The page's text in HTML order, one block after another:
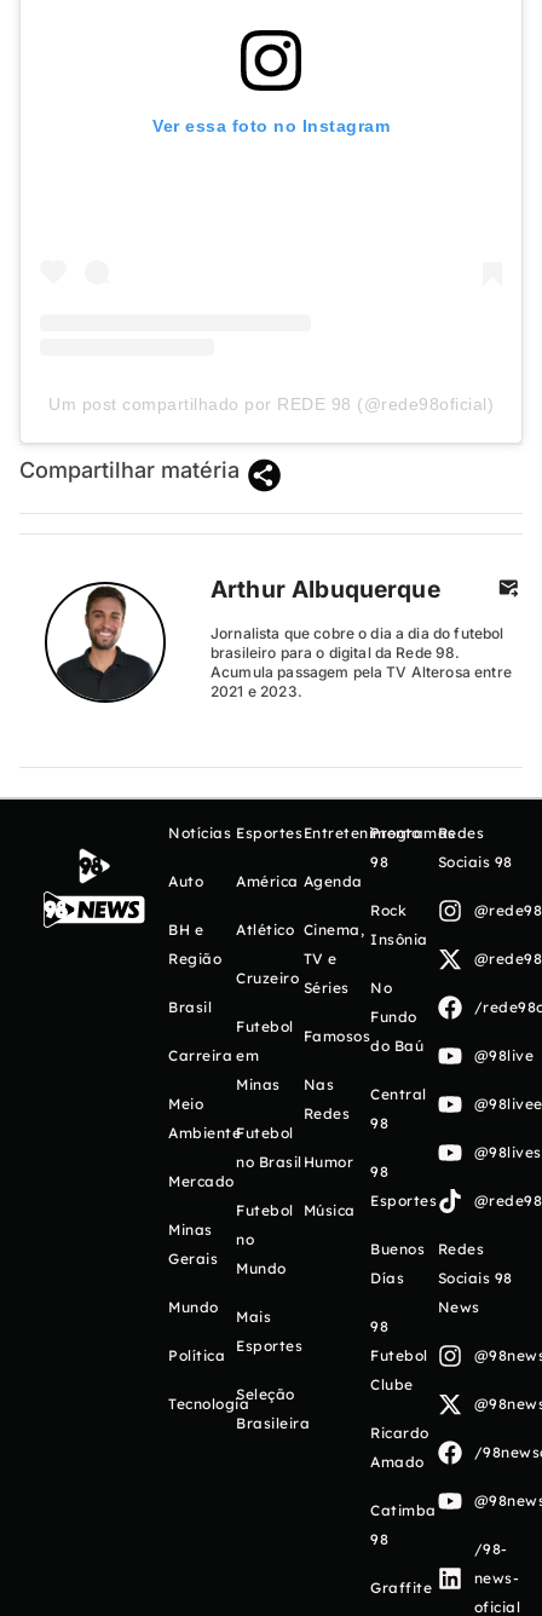
Ver essa foto no Instagram
Um post compartilhado por REDE 98 (@rede98oficial)
Compartilhar matéria
Arthur Albuquerque
Jornalista que cobre o dia a dia do futebol
brasileiro para o digital da Rede 98.
Acumula passagem pela TV Alterosa entre
2021 e 2023.
Notícias
Auto
BH e
Região
Brasil
Carreira
Meio
Ambiente
Mercado
Minas
Gerais
Mundo
Política
Tecnologia
Esportes
América
Atlético
Cruzeiro
Futebol
em
Minas
Futebol
no Brasil
Futebol
no
Mundo
Mais
Esportes
Seleção
Brasileira
Entretenimento
Agenda
Cinema,
TV e
Séries
Famosos
Nas
Redes
Humor
Música
Programas
98
Rock
Insônia
No
Fundo
do Baú
Central
98
98
Esportes
Buenos
Días
98
Futebol
Clube
Ricardo
Amado
Catimba
98
Graffite
Redes
Sociais 98
/
@98live
Redes
Sociais 98
News
/
/98-
news-
oficial